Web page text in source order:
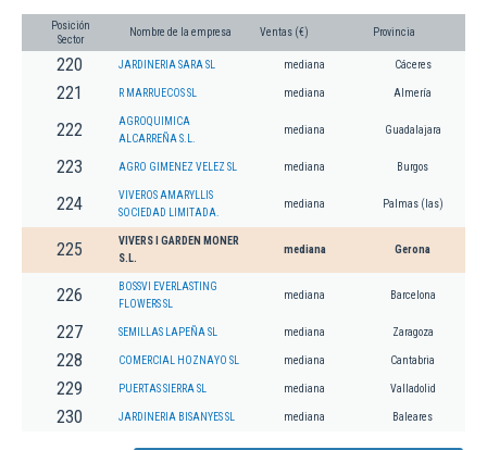
Posición
Sector
Nombre de la empresa Ventas (€) Provincia
220 JARDINERIA SARA SL mediana Cáceres
221 R MARRUECOS SL mediana Almería
222
AGROQUIMICA
ALCARREÑA S.L.
mediana Guadalajara
223 AGRO GIMENEZ VELEZ SL mediana Burgos
224
VIVEROS AMARYLLIS
SOCIEDAD LIMITADA.
mediana Palmas (las)
225
VIVERS I GARDEN MONER
S.L.
mediana Gerona
226
BOSSVI EVERLASTING
FLOWERS SL
mediana Barcelona
227 SEMILLAS LAPEÑA SL mediana Zaragoza
228 COMERCIAL HOZNAYO SL mediana Cantabria
229 PUERTAS SIERRA SL mediana Valladolid
230 JARDINERIA BISANYES SL mediana Baleares